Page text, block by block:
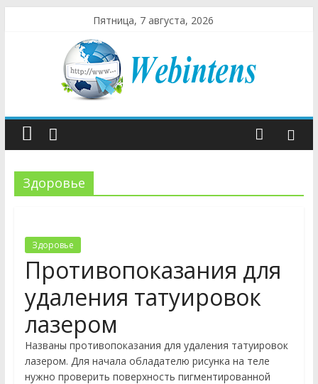
Пятница, 7 августа, 2026
Здоровье
Здоровье
Противопоказания для
удаления татуировок
лазером
Названы противопоказания для удаления татуировок
лазером. Для начала обладателю рисунка на теле
нужно проверить поверхность пигментированной